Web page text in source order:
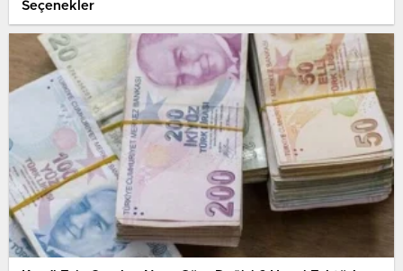
Seçenekler